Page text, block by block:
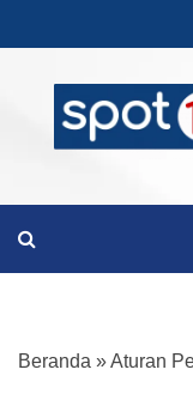
to
content
Beranda »Aturan